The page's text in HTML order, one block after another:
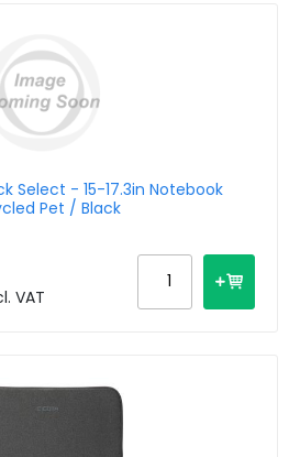
Select - 15-17.3in Notebook
Pet / Black
VAT